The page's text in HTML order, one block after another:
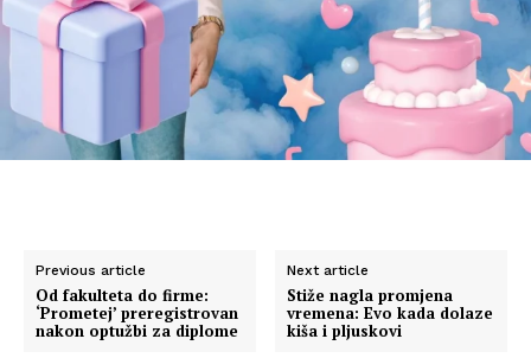
Previous article
Od fakulteta do firme:
‘Prometej’ preregistrovan
nakon optužbi za diplome
Next article
Stiže nagla promjena
vremena: Evo kada dolaze
kiša i pljuskovi